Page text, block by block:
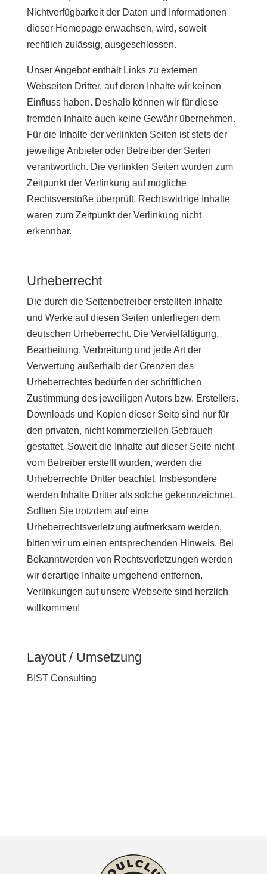
Nichtverfügbarkeit der Daten und Informationen
dieser Homepage erwachsen, wird, soweit
rechtlich zulässig, ausgeschlossen.
Unser Angebot enthält Links zu externen
Webseiten Dritter, auf deren Inhalte wir keinen
Einfluss haben. Deshalb können wir für diese
fremden Inhalte auch keine Gewähr übernehmen.
Für die Inhalte der verlinkten Seiten ist stets der
jeweilige Anbieter oder Betreiber der Seiten
verantwortlich. Die verlinkten Seiten wurden zum
Zeitpunkt der Verlinkung auf mögliche
Rechtsverstöße überprüft. Rechtswidrige Inhalte
waren zum Zeitpunkt der Verlinkung nicht
erkennbar.
Urheberrecht
Die durch die Seitenbetreiber erstellten Inhalte
und Werke auf diesen Seiten unterliegen dem
deutschen Urheberrecht. Die Vervielfältigung,
Bearbeitung, Verbreitung und jede Art der
Verwertung außerhalb der Grenzen des
Urheberrechtes bedürfen der schriftlichen
Zustimmung des jeweiligen Autors bzw. Erstellers.
Downloads und Kopien dieser Seite sind nur für
den privaten, nicht kommerziellen Gebrauch
gestattet. Soweit die Inhalte auf dieser Seite nicht
vom Betreiber erstellt wurden, werden die
Urheberrechte Dritter beachtet. Insbesondere
werden Inhalte Dritter als solche gekennzeichnet.
Sollten Sie trotzdem auf eine
Urheberrechtsverletzung aufmerksam werden,
bitten wir um einen entsprechenden Hinweis. Bei
Bekanntwerden von Rechtsverletzungen werden
wir derartige Inhalte umgehend entfernen.
Verlinkungen auf unsere Webseite sind herzlich
willkommen!
Layout / Umsetzung
BIST Consulting